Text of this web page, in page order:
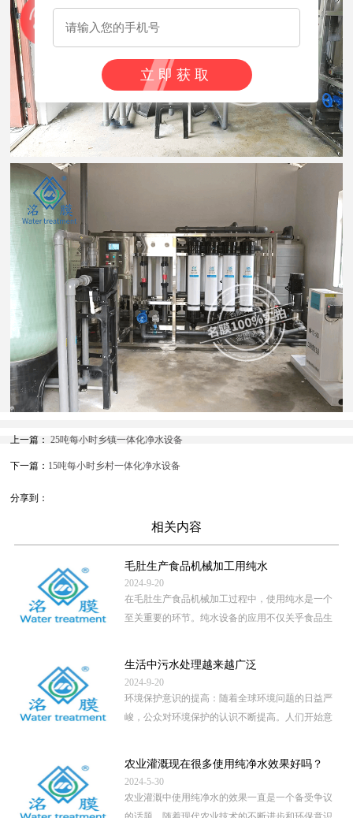
上一篇： 25吨每小时乡镇一体化净水设备
下一篇： 15吨每小时乡村一体化净水设备
分享到：
相关内容
毛肚生产食品机械加工用纯水
2024-9-20
在毛肚生产食品机械加工过程中，使用纯水是一个
至关重要的环节。纯水设备的应用不仅关乎食品生
生活中污水处理越来越广泛
2024-9-20
环境保护意识的提高：随着全球环境问题的日益严
峻，公众对环境保护的认识不断提高。人们开始意
农业灌溉现在很多使用纯净水效果好吗？
2024-5-30
农业灌溉中使用纯净水的效果一直是一个备受争议
立即获取